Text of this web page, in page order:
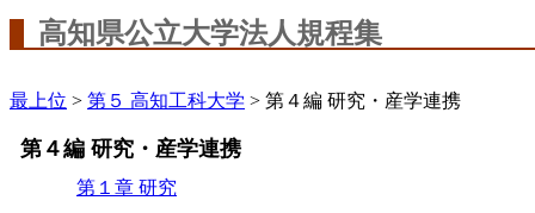
高知県公立大学法人規程集
最上位 > 第５ 高知工科大学 > 第４編 研究・産学連携
第４編 研究・産学連携
第１章 研究